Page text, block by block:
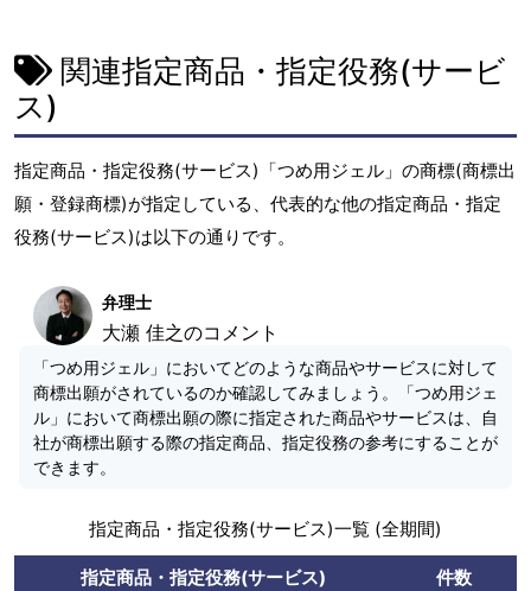
関連指定商品・指定役務(サービ
ス)
指定商品・指定役務(サービス)「つめ用ジェル」の商標(商標出
願・登録商標)が指定している、代表的な他の指定商品・指定
役務(サービス)は以下の通りです。
弁理士
大瀬 佳之のコメント
「つめ用ジェル」においてどのような商品やサービスに対して
商標出願がされているのか確認してみましょう。「つめ用ジェ
ル」において商標出願の際に指定された商品やサービスは、自
社が商標出願する際の指定商品、指定役務の参考にすることが
できます。
指定商品・指定役務(サービス)一覧 (全期間)
指定商品・指定役務(サービス) 件数